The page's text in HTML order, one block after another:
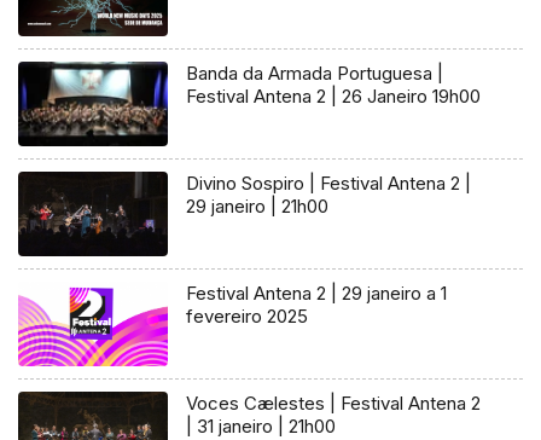
Banda da Armada Portuguesa |
Festival Antena 2 | 26 Janeiro 19h00
Divino Sospiro | Festival Antena 2 |
29 janeiro | 21h00
Festival Antena 2 | 29 janeiro a 1
fevereiro 2025
Voces Cælestes | Festival Antena 2
| 31 janeiro | 21h00